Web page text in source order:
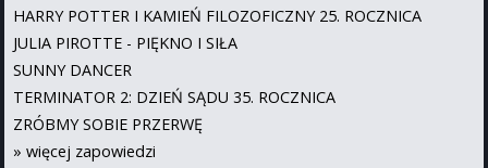
HARRY POTTER I KAMIEŃ FILOZOFICZNY 25. ROCZNICA
JULIA PIROTTE - PIĘKNO I SIŁA
SUNNY DANCER
TERMINATOR 2: DZIEŃ SĄDU 35. ROCZNICA
ZRÓBMY SOBIE PRZERWĘ
» więcej zapowiedzi